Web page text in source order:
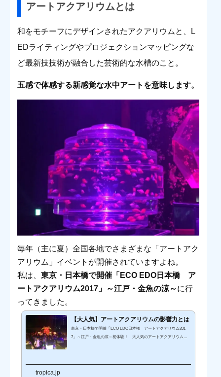
アートアクアリウムとは
和をモチーフにデザインされたアクアリウムと、L
EDライティングやプロジェクションマッピングな
ど最新技技術が融合した芸術的な水槽のこと。
五感で体感する新感覚な水中アートを意味します。
毎年（主に夏）全国各地でさまざまな「アートアク
アリウム」イベントが開催されていますよね。
私は、 東京・日本橋で開催「ECO EDO日本橋 ア
ートアクアリウム2017」～江戸・金魚の涼～に行
ってきました。
【大人気】アートアクアリウムの影響力とは
東京・日本橋で開催「ECO EDO日本橋 アートアクアリウム201
7」～江戸・金魚の涼～初体験！ 大人気のアートアクアリウムに
tropica.jp